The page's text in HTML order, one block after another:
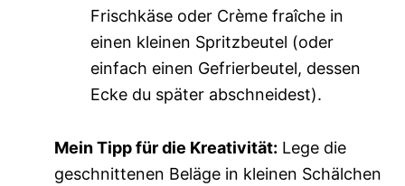
Frischkäse oder Crème fraîche in
einen kleinen Spritzbeutel (oder
einfach einen Gefrierbeutel, dessen
Ecke du später abschneidest).
Mein Tipp für die Kreativität: Lege die
geschnittenen Beläge in kleinen Schälchen